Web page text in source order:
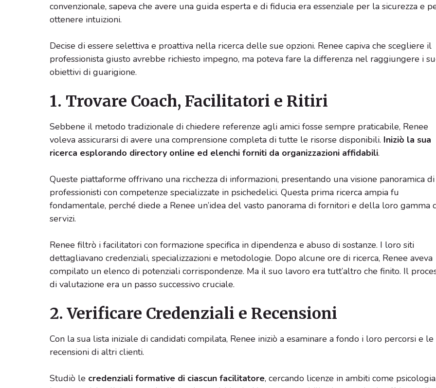
convenzionale, sapeva che avere una guida esperta e di fiducia era essenziale per la sicurezza e
ottenere intuizioni.
Decise di essere selettiva e proattiva nella ricerca delle sue opzioni. Renee capiva che scegliere il
professionista giusto avrebbe richiesto impegno, ma poteva fare la differenza nel raggiungere i
obiettivi di guarigione.
1. Trovare Coach, Facilitatori e Ritiri
Sebbene il metodo tradizionale di chiedere referenze agli amici fosse sempre praticabile, Renee
voleva assicurarsi di avere una comprensione completa di tutte le risorse disponibili. Iniziò la sua
ricerca esplorando directory online ed elenchi forniti da organizzazioni affidabili.
Queste piattaforme offrivano una ricchezza di informazioni, presentando una visione panoramica di
professionisti con competenze specializzate in psichedelici. Questa prima ricerca ampia fu
fondamentale, perché diede a Renee un’idea del vasto panorama di fornitori e della loro gamma
servizi.
Renee filtrò i facilitatori con formazione specifica in dipendenza e abuso di sostanze. I loro siti
dettagliavano credenziali, specializzazioni e metodologie. Dopo alcune ore di ricerca, Renee aveva
compilato un elenco di potenziali corrispondenze. Ma il suo lavoro era tutt’altro che finito. Il
di valutazione era un passo successivo cruciale.
2. Verificare Credenziali e Recensioni
Con la sua lista iniziale di candidati compilata, Renee iniziò a esaminare a fondo i loro percorsi e le
recensioni di altri clienti.
Studiò le credenziali formative di ciascun facilitatore, cercando licenze in ambiti come